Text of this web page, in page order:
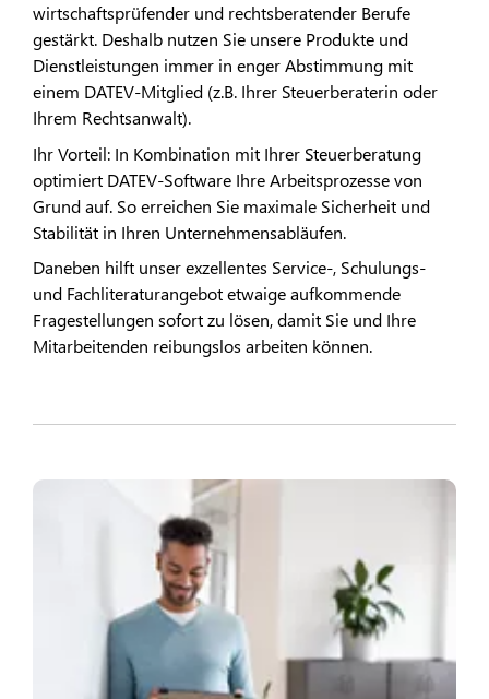
wirtschaftsprüfender und rechtsberatender Berufe
gestärkt. Deshalb nutzen Sie unsere Produkte und
Dienstleistungen immer in enger Abstimmung mit
einem DATEV-Mitglied (z.B. Ihrer Steuerberaterin oder
Ihrem Rechtsanwalt).
Ihr Vorteil: In Kombination mit Ihrer Steuerberatung
optimiert DATEV-Software Ihre Arbeitsprozesse von
Grund auf. So erreichen Sie maximale Sicherheit und
Stabilität in Ihren Unternehmensabläufen.
Daneben hilft unser exzellentes Service-, Schulungs-
und Fachliteraturangebot etwaige aufkommende
Fragestellungen sofort zu lösen, damit Sie und Ihre
Mitarbeitenden reibungslos arbeiten können.